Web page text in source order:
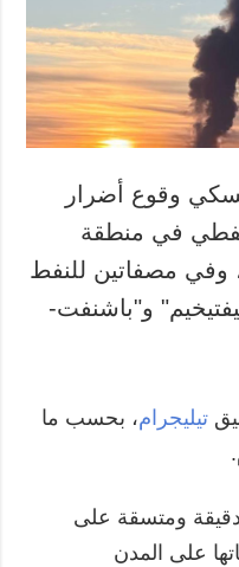
وقوع أضرار
في منطقة
وفي مصفاتين للنفط
و"باشنفت-
تيليجرام، بحسب ما
دقيقة ومتسقة على
على المدن